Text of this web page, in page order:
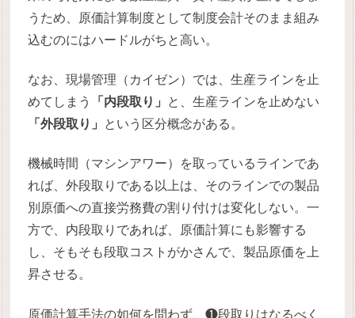
うため、原価計算制度として制度会計そのまま組み
込むのにはハードルがちと高い。
なお、現場管理（カイゼン）では、生産ラインを止
めてしまう
「内段取り」
と、生産ラインを止めない
「外段取り」
という区分概念がある。
機械時間（マシンアワー）を取っているラインであ
れば、外段取りである以上は、そのラインでの製品
別原価への直接労務費の割り付けは変化しない。一
方で、内段取りであれば、原価計算にも影響する
し、そもそも段取コストがかさんで、製品原価を上
昇させる。
原価計算手法の如何を問わず、❶段取りはなるべく